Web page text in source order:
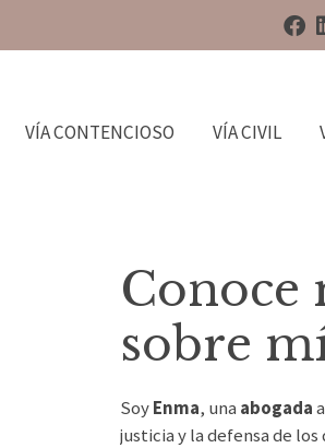
VÍA CONTENCIOSO VÍA CIVIL
Conoce
sobre
SoyEnma, una abogada
justicia y la defensa de los